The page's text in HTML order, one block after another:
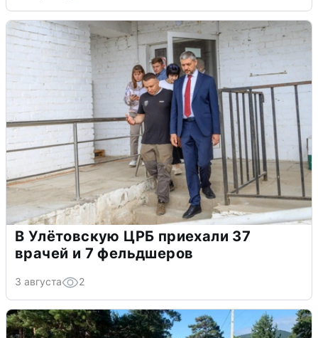
В Улётовскую ЦРБ приехали 37
врачей и 7 фельдшеров
3 августа 2